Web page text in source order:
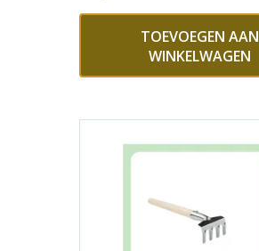
TOEVOEGEN AAN
WINKELWAGEN